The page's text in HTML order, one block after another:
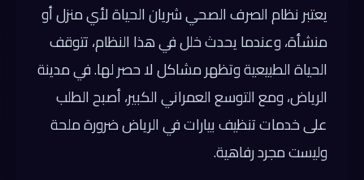
يعتبر نظام الصرف الصحي شريان الحياة لأي منزل أو
منشأة، وعندما يحدث خلل في هذا النظام، تتوقف
الحياة الطبيعية وتظهر مشاكل لا حصر لها. في مدينة
الرياض، ومع التوسع العمراني الكبير، أصبح الطلب
على خدمات تنظيف بيارات في الرياض ضرورة ملحة
وليست مجرد رفاهية.